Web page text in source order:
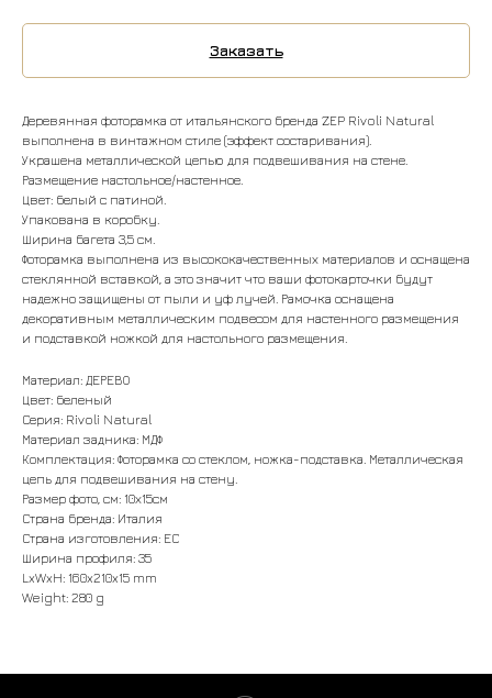
Заказать
Деревянная фоторамка от итальянского бренда ZEP Rivoli Natural
выполнена в винтажном стиле (эффект состаривания).
Украшена металлической цепью для подвешивания на стене.
Размещение настольное/настенное.
Цвет: белый с патиной.
Упакована в коробку.
Ширина багета 3,5 см.
Фоторамка выполнена из высококачественных материалов и оснащена
стеклянной вставкой, а это значит что ваши фотокарточки будут
надежно защищены от пыли и уф лучей. Рамочка оснащена
декоративным металлическим подвесом для настенного размещения
и подставкой ножкой для настольного размещения.
Материал: ДЕРЕВО
Цвет: беленый
Серия: Rivoli Natural
Материал задника: МДФ
Комплектация: Фоторамка со стеклом, ножка-подставка. Металлическая
цепь для подвешивания на стену.
Размер фото, см: 10х15см
Страна бренда: Италия
Страна изготовления: ЕС
Ширина профиля: 35
LxWxH: 160x210x15 mm
Weight: 280 g